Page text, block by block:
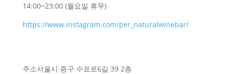
14:00~23:00 (월요일 휴무)
https://www.instagram.com/per_naturalwinebar/
주소서울시 중구 수표로6길 39 2층